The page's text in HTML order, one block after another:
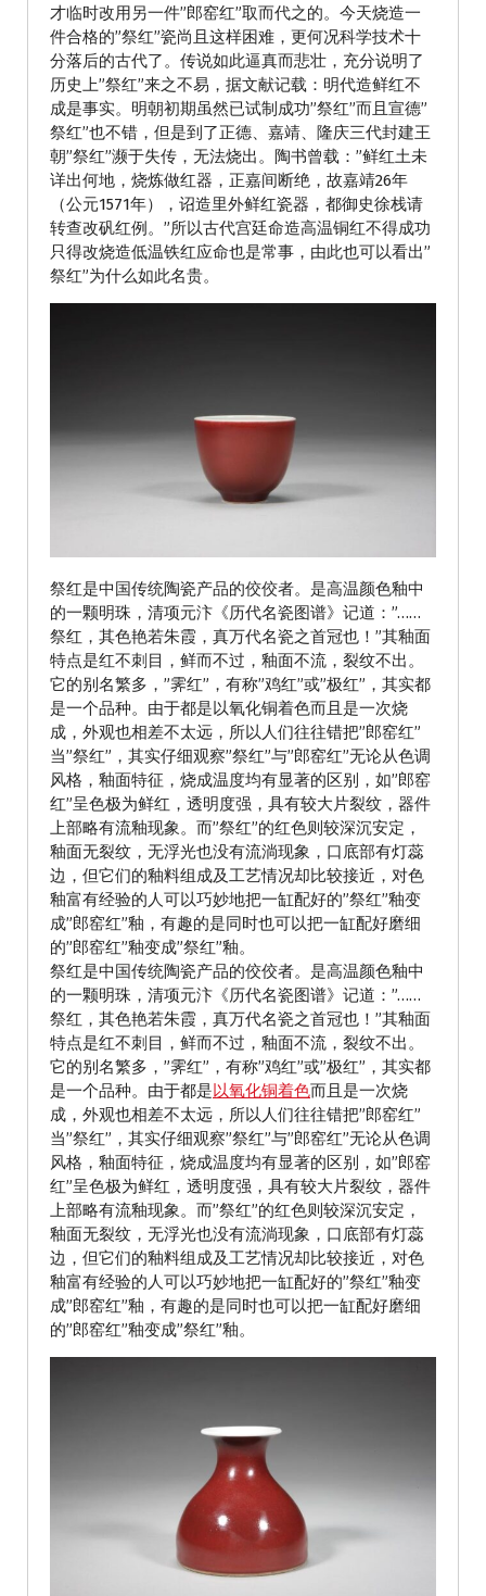
才临时改用另一件”郎窑红”取而代之的。今天烧造一
件合格的”祭红”瓷尚且这样困难，更何况科学技术十
分落后的古代了。传说如此逼真而悲壮，充分说明了
历史上”祭红”来之不易，据文献记载：明代造鲜红不
成是事实。明朝初期虽然已试制成功”祭红”而且宣德”
祭红”也不错，但是到了正德、嘉靖、隆庆三代封建王
朝”祭红”濒于失传，无法烧出。陶书曾载：”鲜红土未
详出何地，烧炼做红器，正嘉间断绝，故嘉靖26年
（公元1571年），诏造里外鲜红瓷器，都御史徐栈请
转查改矾红例。”所以古代宫廷命造高温铜红不得成功
只得改烧造低温铁红应命也是常事，由此也可以看出”
祭红”为什么如此名贵。
祭红是中国传统陶瓷产品的佼佼者。是高温颜色釉中
的一颗明珠，清项元汴《历代名瓷图谱》记道：”……
祭红，其色艳若朱霞，真万代名瓷之首冠也！”其釉面
特点是红不刺目，鲜而不过，釉面不流，裂纹不出。
它的别名繁多，”霁红”，有称”鸡红”或”极红”，其实都
是一个品种。由于都是以氧化铜着色而且是一次烧
成，外观也相差不太远，所以人们往往错把”郎窑红”
当”祭红”，其实仔细观察”祭红”与”郎窑红”无论从色调
风格，釉面特征，烧成温度均有显著的区别，如”郎窑
红”呈色极为鲜红，透明度强，具有较大片裂纹，器件
上部略有流釉现象。而”祭红”的红色则较深沉安定，
釉面无裂纹，无浮光也没有流淌现象，口底部有灯蕊
边，但它们的釉料组成及工艺情况却比较接近，对色
釉富有经验的人可以巧妙地把一缸配好的”祭红”釉变
成”郎窑红”釉，有趣的是同时也可以把一缸配好磨细
的”郎窑红”釉变成”祭红”釉。
祭红是中国传统陶瓷产品的佼佼者。是高温颜色釉中
的一颗明珠，清项元汴《历代名瓷图谱》记道：”……
祭红，其色艳若朱霞，真万代名瓷之首冠也！”其釉面
特点是红不刺目，鲜而不过，釉面不流，裂纹不出。
它的别名繁多，”霁红”，有称”鸡红”或”极红”，其实都
是一个品种。由于都是以氧化铜着色而且是一次烧
成，外观也相差不太远，所以人们往往错把”郎窑红”
当”祭红”，其实仔细观察”祭红”与”郎窑红”无论从色调
风格，釉面特征，烧成温度均有显著的区别，如”郎窑
红”呈色极为鲜红，透明度强，具有较大片裂纹，器件
上部略有流釉现象。而”祭红”的红色则较深沉安定，
釉面无裂纹，无浮光也没有流淌现象，口底部有灯蕊
边，但它们的釉料组成及工艺情况却比较接近，对色
釉富有经验的人可以巧妙地把一缸配好的”祭红”釉变
成”郎窑红”釉，有趣的是同时也可以把一缸配好磨细
的”郎窑红”釉变成”祭红”釉。